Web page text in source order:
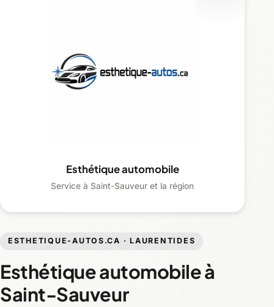
ESTHETIQUE-AUTOS.CA · LAURENTIDES
Esthétique automobile à
Saint-Sauveur
Esthétique automobile
Service à Saint-Sauveur et la région